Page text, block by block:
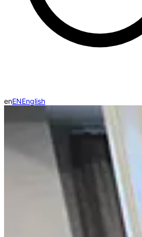
enENEnglish